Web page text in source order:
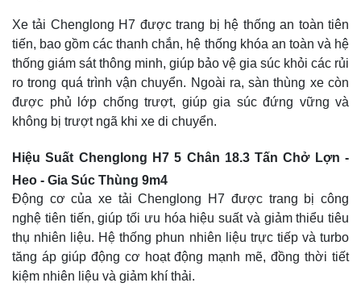
Xe tải Chenglong H7 được trang bị hệ thống an toàn tiên
tiến, bao gồm các thanh chắn, hệ thống khóa an toàn và hệ
thống giám sát thông minh, giúp bảo vệ gia súc khỏi các rủi
ro trong quá trình vận chuyển. Ngoài ra, sàn thùng xe còn
được phủ lớp chống trượt, giúp gia súc đứng vững và
không bị trượt ngã khi xe di chuyển.
Hiệu Suất Chenglong H7 5 Chân 18.3 Tấn Chở Lợn -
Heo - Gia Súc Thùng 9m4
Động cơ của xe tải Chenglong H7 được trang bị công
nghệ tiên tiến, giúp tối ưu hóa hiệu suất và giảm thiểu tiêu
thụ nhiên liệu. Hệ thống phun nhiên liệu trực tiếp và turbo
tăng áp giúp động cơ hoạt động mạnh mẽ, đồng thời tiết
kiệm nhiên liệu và giảm khí thải.